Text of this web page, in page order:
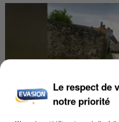
Le respect de
notre priorité